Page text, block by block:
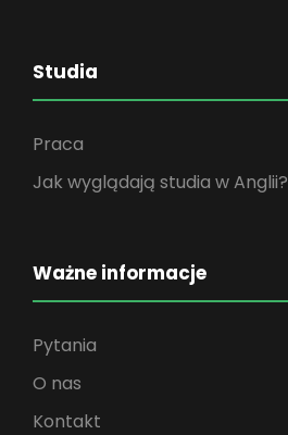
Studia
Praca
Jak wyglądają studia w Anglii?
Ważne informacje
Pytania
O nas
Kontakt